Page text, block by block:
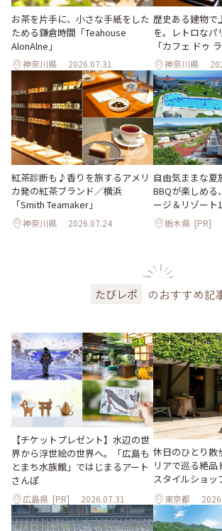
お茶を片手に、小さな手紙をした
ためる鎌倉時間「Teahouse
AlonAlne」
神奈川県 2026.07.31
歴史ある建物で
を。レトロなパ
「カフェ ドゥ
神奈川県
紅茶診断も♪香りを旅するアメリ
カ発の紅茶ブランド／横浜
「Smith Teamaker」
神奈川県 2026.07.24
自由気ままな
BBQが楽しめる
ージ＆リゾート
栃木県 [PR]
たびレポ のおすすめ記
【チケットプレゼント】水辺の世
界から浮世絵の世界へ。「広島も
とまち水族館」ではじまるアート
さんぽ
広島県 [PR] 2026.07.31
休日のひとり
リアで巡る絶品
スタイルショッ
東京都